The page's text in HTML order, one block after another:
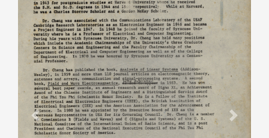
Previous Next